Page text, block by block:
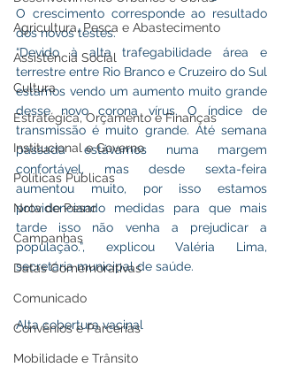
Agricultura, Pesca e Abastecimento
Assistência Social
Cultura
Estratégica, Orçamento e Finanças
Institucional e Governo
Políticas Públicas
Nota de Pesar
Campanhas
Datas Comemorativas
Comunicado
Convênios e Parcerias
Mobilidade e Trânsito
O crescimento corresponde ao resultado
dos novos testes.
“Devido à alta trafegabilidade área e
terrestre entre Rio Branco e Cruzeiro do Sul
estamos vendo um aumento muito grande
desse novo corona vírus. O índice de
transmissão é muito grande. Até semana
passada estávamos numa margem
confortável, mas desde sexta-feira
aumentou muito, por isso estamos
providenciando medidas para que mais
tarde isso não venha a prejudicar a
população.”, explicou Valéria Lima,
secretária municipal de saúde.
Alta cobertura vacinal